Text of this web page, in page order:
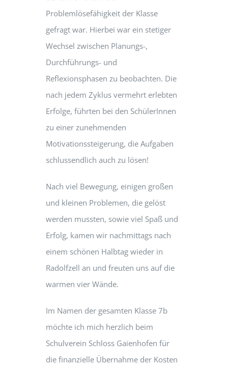
Problemlösefähigkeit der Klasse
gefragt war. Hierbei war ein stetiger
Wechsel zwischen Planungs-,
Durchführungs- und
Reflexionsphasen zu beobachten. Die
nach jedem Zyklus vermehrt erlebten
Erfolge, führten bei den SchülerInnen
zu einer zunehmenden
Motivationssteigerung, die Aufgaben
schlussendlich auch zu lösen!
Nach viel Bewegung, einigen großen
und kleinen Problemen, die gelöst
werden mussten, sowie viel Spaß und
Erfolg, kamen wir nachmittags nach
einem schönen Halbtag wieder in
Radolfzell an und freuten uns auf die
warmen vier Wände.
Im Namen der gesamten Klasse 7b
möchte ich mich herzlich beim
Schulverein Schloss Gaienhofen für
die finanzielle Übernahme der Kosten